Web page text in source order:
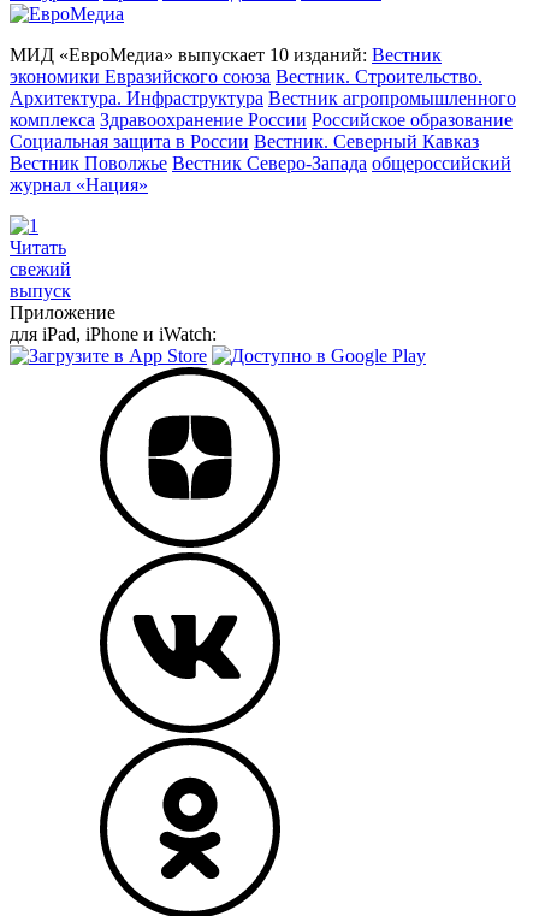
МИД «ЕвроМедиа» выпускает 10 изданий: Вестник
экономики Евразийского союза Вестник. Строительство.
Архитектура. Инфраструктура Вестник агропромышленного
комплекса Здравоохранение России Российское образование
Социальная защита в России Вестник. Северный Кавказ
Вестник Поволжье Вестник Северо-Запада общероссийский
журнал «Нация»
Читать
свежий
выпуск
Приложение
для iPad, iPhone и iWatch: